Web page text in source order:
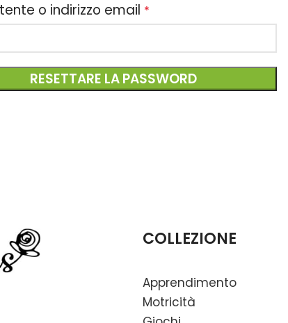
o indirizzo email *
RESETTARE LA PASSWORD
COLLEZIONE
Apprendimento
Motricità